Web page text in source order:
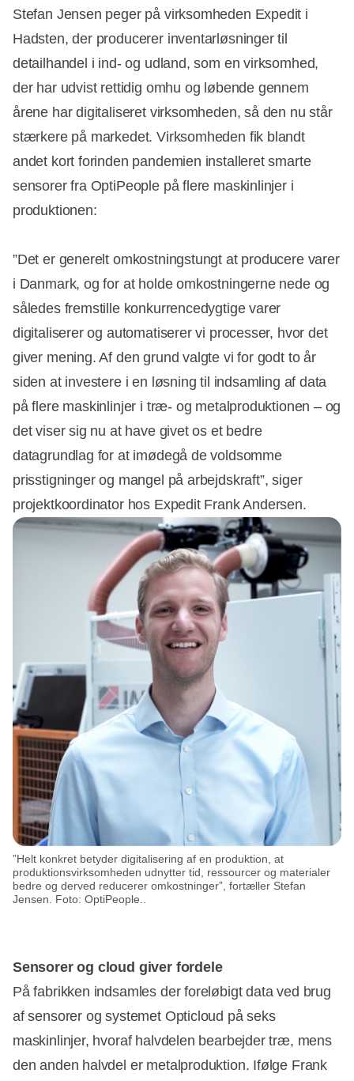
Stefan Jensen peger på virksomheden Expedit i
Hadsten, der producerer inventarløsninger til
detailhandel i ind- og udland, som en virksomhed,
der har udvist rettidig omhu og løbende gennem
årene har digitaliseret virksomheden, så den nu står
stærkere på markedet. Virksomheden fik blandt
andet kort forinden pandemien installeret smarte
sensorer fra OptiPeople på flere maskinlinjer i
produktionen:
”Det er generelt omkostningstungt at producere varer
i Danmark, og for at holde omkostningerne nede og
således fremstille konkurrencedygtige varer
digitaliserer og automatiserer vi processer, hvor det
giver mening. Af den grund valgte vi for godt to år
siden at investere i en løsning til indsamling af data
på flere maskinlinjer i træ- og metalproduktionen – og
det viser sig nu at have givet os et bedre
datagrundlag for at imødegå de voldsomme
prisstigninger og mangel på arbejdskraft”, siger
projektkoordinator hos Expedit Frank Andersen.
”Helt konkret betyder digitalisering af en produktion, at
produktionsvirksomheden udnytter tid, ressourcer og materialer
bedre og derved reducerer omkostninger”, fortæller Stefan
Jensen. Foto: OptiPeople..
Sensorer og cloud giver fordele
På fabrikken indsamles der foreløbigt data ved brug
af sensorer og systemet Opticloud på seks
maskinlinjer, hvoraf halvdelen bearbejder træ, mens
den anden halvdel er metalproduktion. Ifølge Frank